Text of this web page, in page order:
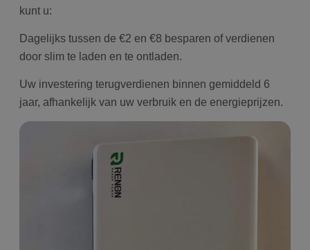
kunt u:
Dagelijks tussen de €2 en €8 besparen of verdienen
door slim te laden en te ontladen.
Uw investering terugverdienen binnen gemiddeld 6
jaar, afhankelijk van uw verbruik en de energieprijzen.